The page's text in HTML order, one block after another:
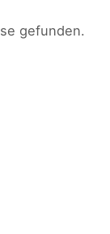
gefunden.